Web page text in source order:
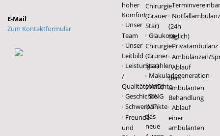
Zum Kontaktformular
hoher
Komfort
Unser
Team
Unser
Leitbild
Leistungszahlen
/
Qualitätsberichte
Geschichte
Schwerpunkte
Freunde
und
Chirurgie
(Grauer
Star)
Glaukom-
Chirurgie
(Grüner
Star)
Makuladegeneration
(AMD)
SING
IMT,
das
neue
(24h
täglich)
Privatambulanz
Ambulanzen/
Ablauf
der
ambulanten
Behandlung
Ablauf
einer
ambulanten